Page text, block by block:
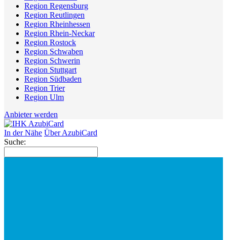
Region Regensburg
Region Reutlingen
Region Rheinhessen
Region Rhein-Neckar
Region Rostock
Region Schwaben
Region Schwerin
Region Stuttgart
Region Südbaden
Region Trier
Region Ulm
Anbieter werden
In der Nähe Über AzubiCard
Suche: